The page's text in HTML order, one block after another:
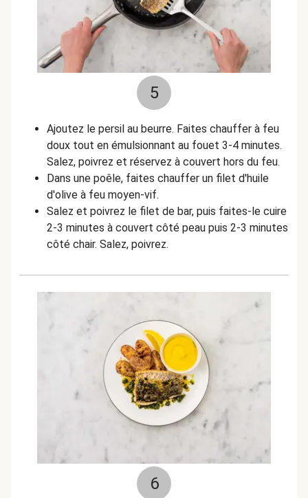
5
Ajoutez le persil au beurre. Faites chauffer à feu
doux tout en émulsionnant au fouet 3-4 minutes.
Salez, poivrez et réservez à couvert hors du feu.
Dans une poêle, faites chauffer un filet d'huile
d'olive à feu moyen-vif.
Salez et poivrez le filet de bar, puis faites-le cuire
2-3 minutes à couvert côté peau puis 2-3 minutes
côté chair. Salez, poivrez.
6